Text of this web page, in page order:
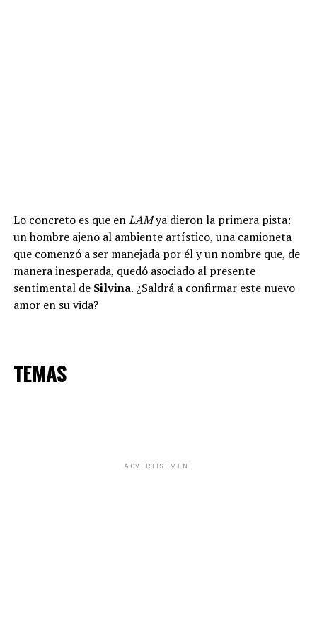
Lo concreto es que enLAMya dieron la primera pista:
un hombre ajeno al ambiente artístico, una camioneta
que comenzó a ser manejada por él y un nombre que, de
manera inesperada, quedó asociado al presente
sentimental de Silvina. ¿Saldrá a confirmar este nuevo
amor en su vida?
TEMAS
ADVERTISEMENT